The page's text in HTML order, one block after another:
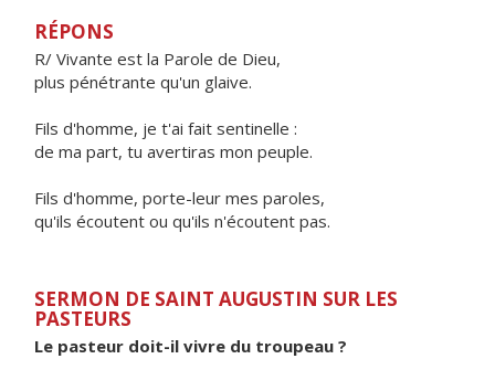
RÉPONS
R/ Vivante est la Parole de Dieu,
plus pénétrante qu'un glaive.
Fils d'homme, je t'ai fait sentinelle :
de ma part, tu avertiras mon peuple.
Fils d'homme, porte-leur mes paroles,
qu'ils écoutent ou qu'ils n'écoutent pas.
SERMON DE SAINT AUGUSTIN SUR LES
PASTEURS
Le pasteur doit-il vivre du troupeau ?